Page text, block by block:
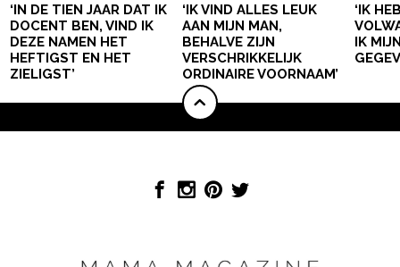
‘IN DE TIEN JAAR DAT IK
DOCENT BEN, VIND IK
DEZE NAMEN HET
HEFTIGST EN HET
ZIELIGST’
‘IK VIND ALLES LEUK
AAN MIJN MAN,
BEHALVE ZIJN
VERSCHRIKKELIJK
ORDINAIRE VOORNAAM’
‘IK
IK